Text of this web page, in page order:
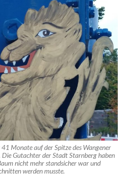
Monate auf der Spitze des Wangener
Gutachter der Stadt Starnberg haben
nicht mehr standsicher war und
werden musste.